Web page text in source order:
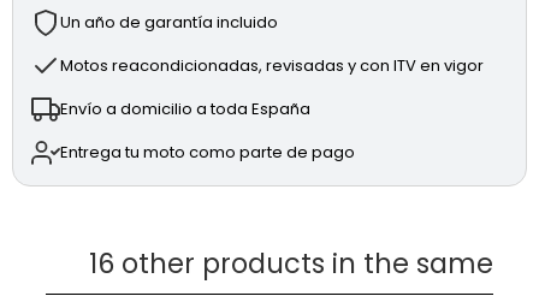
regulables.
Sistema de frenada BREMBO Stylema con discos de
Electrónica avanzada: DQS (Ducati Quick Shift), EBC
Control), DWC EVO (Ducati Wheelie Control) y ABS
Cornering EVO.
Accesorios:
Portamatrículas de carbono.
Un año de garantía incluido
Motos reacondicionadas, revisadas y con ITV en vigor
Envío a domicilio a toda España
Entrega tu moto como parte de pago
16 other products in the same